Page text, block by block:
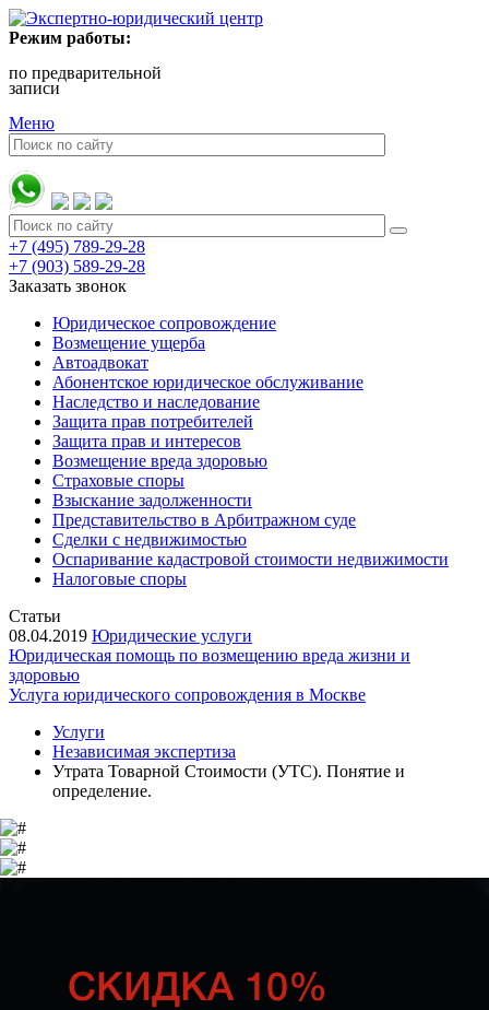
Режим работы:
по предварительной
записи
Меню
+7 (495) 789-29-28
+7 (903) 589-29-28
Заказать звонок
Юридическое сопровождение
Возмещение ущерба
Автоадвокат
Абонентское юридическое обслуживание
Наследство и наследование
Защита прав потребителей
Защита прав и интересов
Возмещение вреда здоровью
Страховые споры
Взыскание задолженности
Представительство в Арбитражном суде
Сделки с недвижимостью
Оспаривание кадастровой стоимости недвижимости
Налоговые споры
Статьи
08.04.2019 Юридические услуги
Юридическая помощь по возмещению вреда жизни и
здоровью
Услуга юридического сопровождения в Москве
Услуги
Независимая экспертиза
Утрата Товарной Стоимости (УТС). Понятие и
определение.